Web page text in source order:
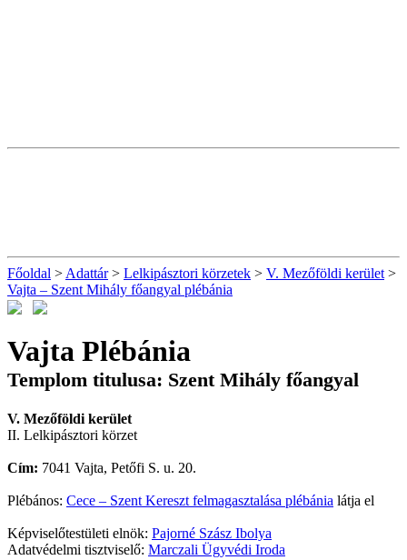
Főoldal > Adattár> Lelkipásztori körzetek > V. Mezőföldi kerület >
Vajta – Szent Mihály főangyal plébánia
Vajta Plébánia
Templom titulusa: Szent Mihály főangyal
V. Mezőföldi kerület
II. Lelkipásztori körzet
Cím: 7041 Vajta, Petőfi S. u. 20.
Plébános: Cece – Szent Kereszt felmagasztalása plébánia látja el
Képviselőtestületi elnök: Pajorné Szász Ibolya
Adatvédelmi tisztviselő: Marczali Ügyvédi Iroda